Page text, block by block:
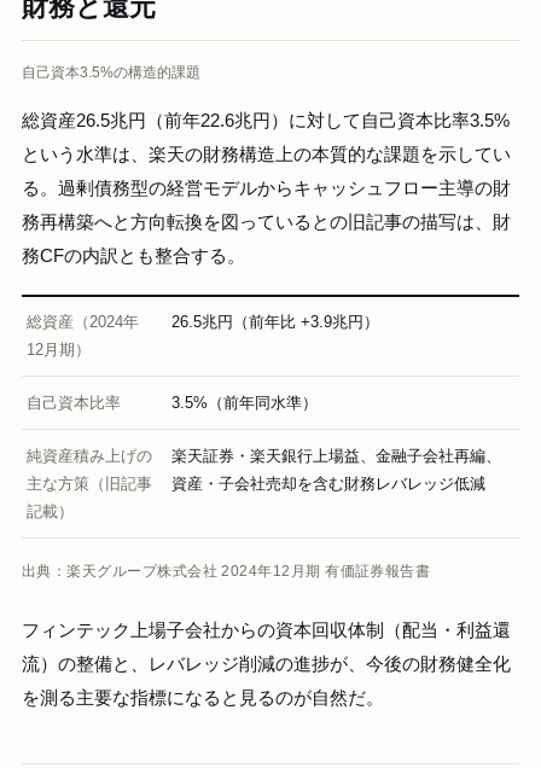
財務と還元
自己資本3.5%の構造的課題
総資産26.5兆円（前年22.6兆円）に対して自己資本比率3.5%
という水準は、楽天の財務構造上の本質的な課題を示してい
る。過剰債務型の経営モデルからキャッシュフロー主導の財
務再構築へと方向転換を図っているとの旧記事の描写は、財
務CFの内訳とも整合する。
総資産（2024年
12月期）
26.5兆円（前年比 +3.9兆円）
自己資本比率 3.5%（前年同水準）
純資産積み上げの
主な方策（旧記事
記載）
楽天証券・楽天銀行上場益、金融子会社再編、
資産・子会社売却を含む財務レバレッジ低減
出典：楽天グループ株式会社 2024年12月期 有価証券報告書
フィンテック上場子会社からの資本回収体制（配当・利益還
流）の整備と、レバレッジ削減の進捗が、今後の財務健全化
を測る主要な指標になると見るのが自然だ。